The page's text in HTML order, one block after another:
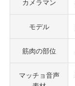
カメラマン
モデル
筋肉の部位
マッチョ音声